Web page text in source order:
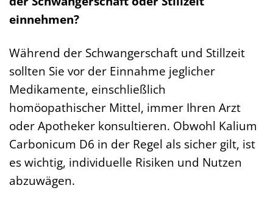
einnehmen?
Während der Schwangerschaft und Stillzeit
sollten Sie vor der Einnahme jeglicher
Medikamente, einschließlich
homöopathischer Mittel, immer Ihren Arzt
oder Apotheker konsultieren. Obwohl Kalium
Carbonicum D6 in der Regel als sicher gilt, ist
es wichtig, individuelle Risiken und Nutzen
abzuwägen.